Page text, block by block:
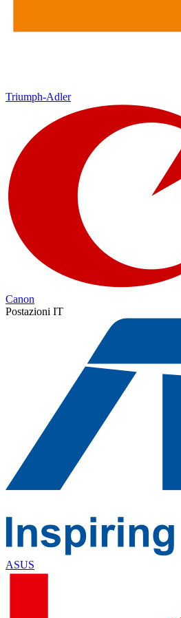
Triumph-Adler
Canon
Postazioni IT
ASUS